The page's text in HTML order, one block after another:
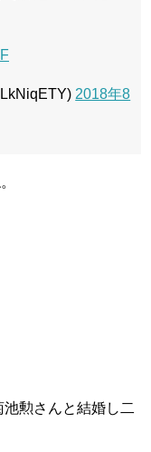
2018年8
勲さんと結婚し二